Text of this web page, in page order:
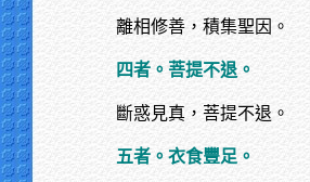
離相修善，積集聖因。
四者。菩提不退。
斷惑見真，菩提不退。
五者。衣食豐足。